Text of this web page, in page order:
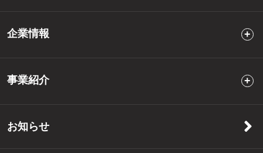
企業情報
事業紹介
お知らせ